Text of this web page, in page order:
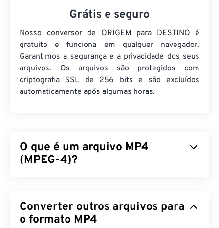
Grátis e seguro
Nosso conversor de ORIGEM para DESTINO é
gratuito e funciona em qualquer navegador.
Garantimos a segurança e a privacidade dos seus
arquivos. Os arquivos são protegidos com
criptografia SSL de 256 bits e são excluídos
automaticamente após algumas horas.
O que é um arquivo MP4
(MPEG-4)?
áudio e vídeo. É compatível com uma ampla gama
de dispositivos e sistemas operacionais, utilizando
Converter outros arquivos para
o formato MP4